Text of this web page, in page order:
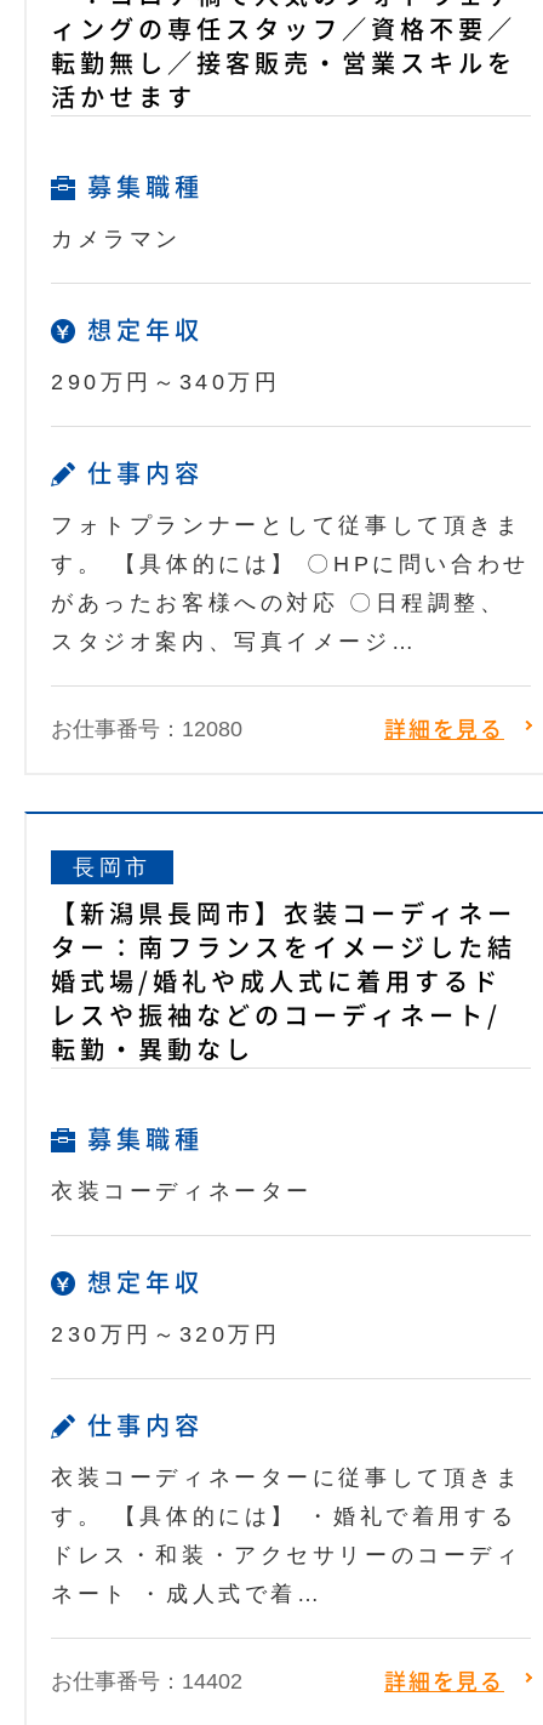
ィングの専任スタッフ／資格不要／
転勤無し／接客販売・営業スキルを
活かせます
募集職種
カメラマン
想定年収
290万円～340万円
仕事内容
フォトプランナーとして従事して頂きま
す。 【具体的には】 〇HPに問い合わせ
があったお客様への対応 〇日程調整、
スタジオ案内、写真イメージ…
お仕事番号：12080 詳細を見る
長岡市
【新潟県長岡市】衣装コーディネー
ター：南フランスをイメージした結
婚式場/婚礼や成人式に着用するド
レスや振袖などのコーディネート/
転勤・異動なし
募集職種
衣装コーディネーター
想定年収
230万円～320万円
仕事内容
衣装コーディネーターに従事して頂きま
す。 【具体的には】 ・婚礼で着用する
ドレス・和装・アクセサリーのコーディ
ネート ・成人式で着…
お仕事番号：14402 詳細を見る